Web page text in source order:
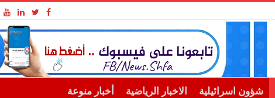
شؤون اسرائيلية الاخبار الرياضية أخبار منوعة